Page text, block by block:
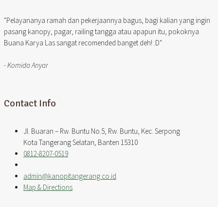
"Pelayananya ramah dan pekerjaannya bagus, bagi kalian yang ingin
pasang kanopy, pagar, railing tangga atau apapun itu, pokoknya
Buana Karya Las sangat recomended banget deh! :D"
- Komida Anyar
Contact Info
Jl. Buaran – Rw. Buntu No.5, Rw. Buntu, Kec. Serpong
Kota Tangerang Selatan, Banten 15310
0812-8207-0519
admin@kanopitangerang.co.id
Map & Directions